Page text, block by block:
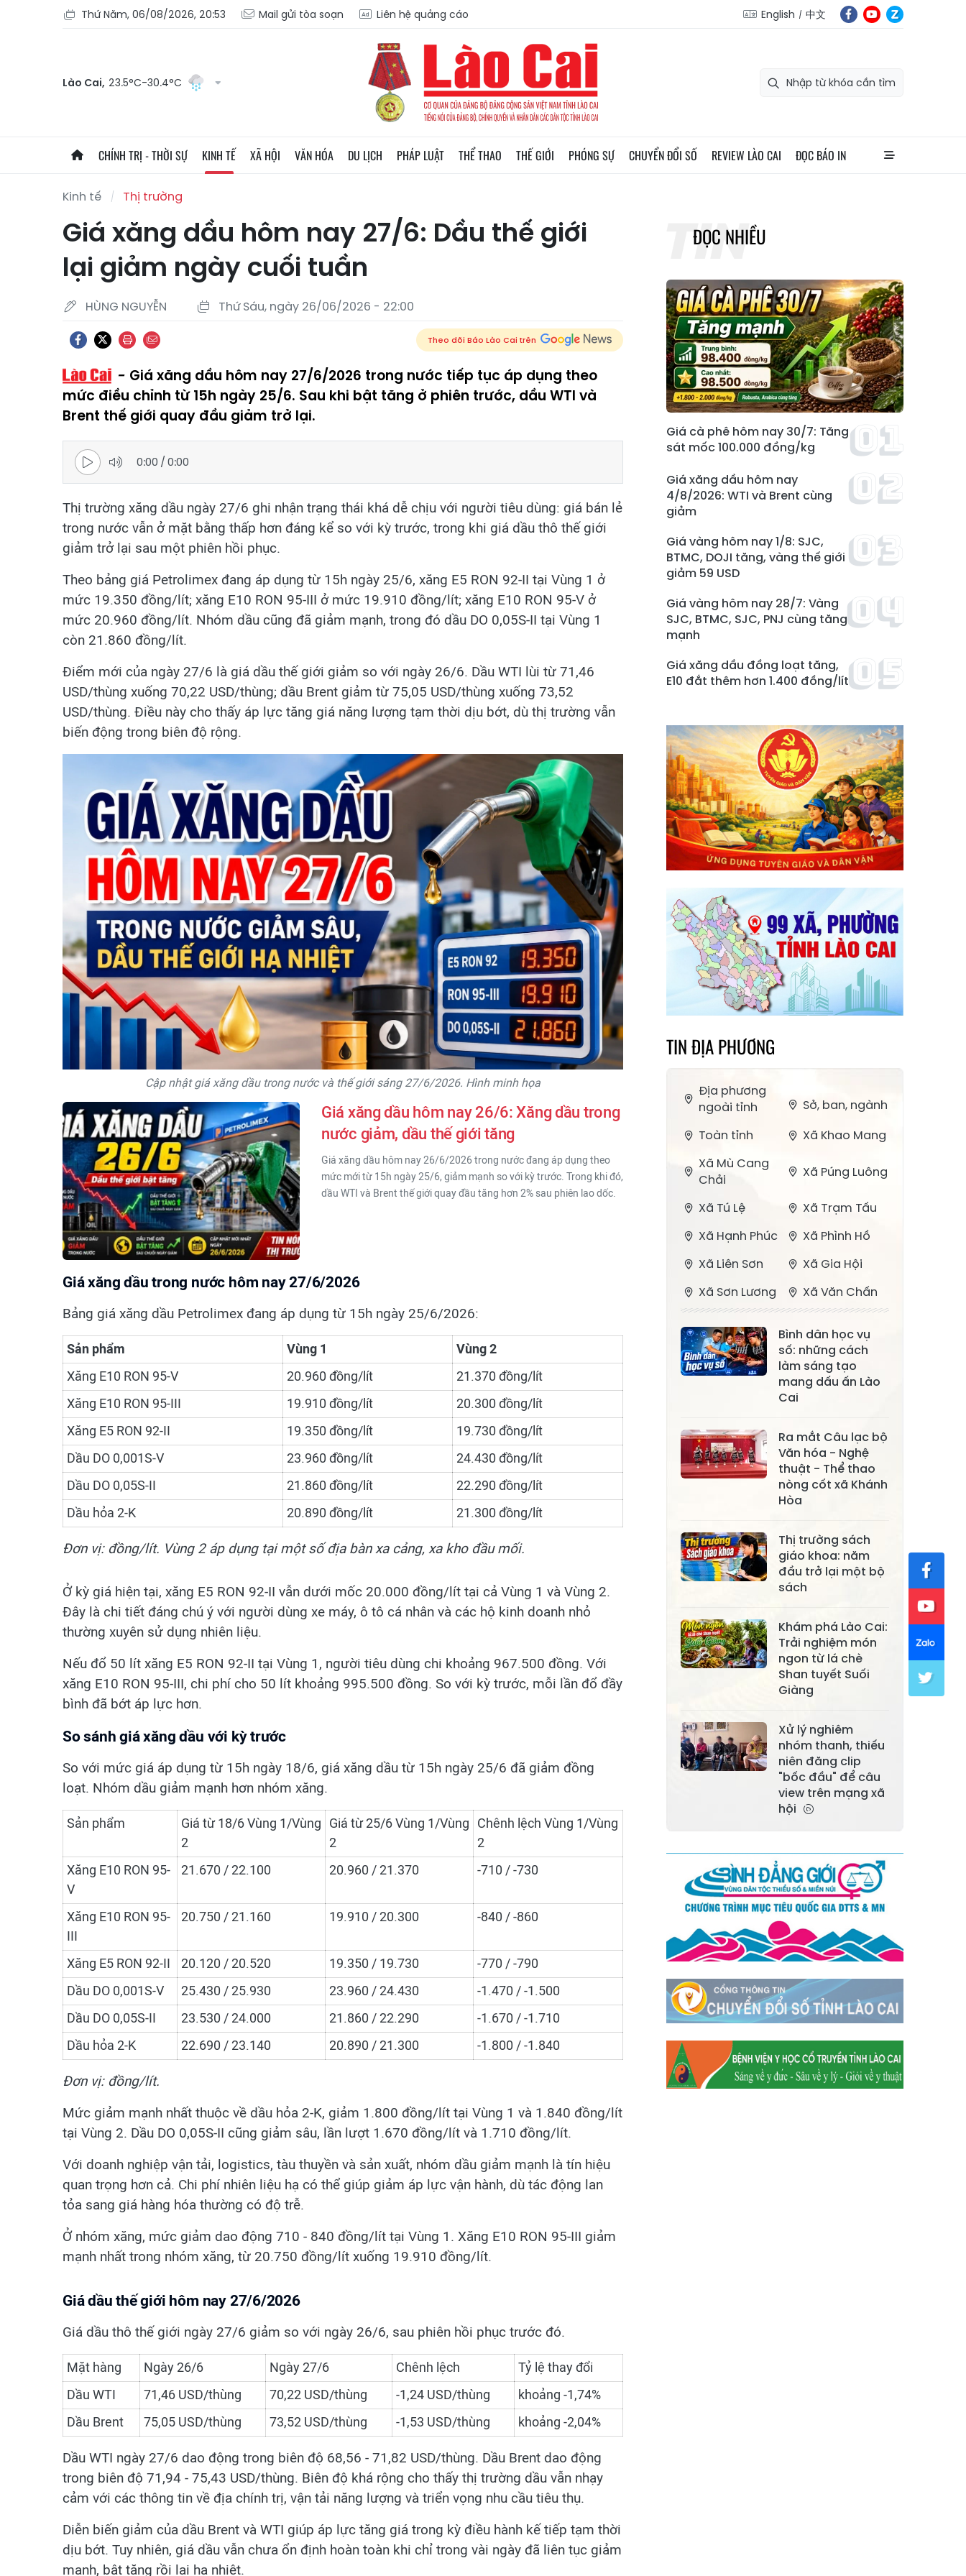
Thứ Năm, 06/08/2026, 20:53 Mail gửi tòa soạn Liên hệ quảng cáo English 中文
Lào Cai, 23.5°C-30.4°C
CHÍNH TRỊ - THỜI SỰ KINH TẾ XÃ HỘI VĂN HÓA DU LỊCH PHÁP LUẬT THỂ THAO THẾ GIỚI PHÓNG SỰ CHUYỂN ĐỔI SỐ REVIEW LÀO CAI ĐỌC BÁO IN
Kinh tế Thị trường
Giá xăng dầu hôm nay 27/6: Dầu thế giới
lại giảm ngày cuối tuần
HÙNG NGUYỄN Thứ Sáu, ngày 26/06/2026 - 22:00
Theo dõi Báo Lào Cai trên
Giá xăng dầu hôm nay 27/6/2026 trong nước tiếp tục áp dụng theo
mức điều chỉnh từ 15h ngày 25/6. Sau khi bật tăng ở phiên trước, dầu WTI và
Brent thế giới quay đầu giảm trở lại.
0:00 /0:00
Thị trường xăng dầu ngày 27/6 ghi nhận trạng thái khá dễ chịu với người tiêu dùng: giá bán lẻ
trong nước vẫn ở mặt bằng thấp hơn đáng kể so với kỳ trước, trong khi giá dầu thô thế giới
giảm trở lại sau một phiên hồi phục.
Theo bảng giá Petrolimex đang áp dụng từ 15h ngày 25/6, xăng E5 RON 92-II tại Vùng 1 ở
mức 19.350 đồng/lít; xăng E10 RON 95-III ở mức 19.910 đồng/lít; xăng E10 RON 95-V ở
mức 20.960 đồng/lít. Nhóm dầu cũng đã giảm mạnh, trong đó dầu DO 0,05S-II tại Vùng 1
còn 21.860 đồng/lít.
Điểm mới của ngày 27/6 là giá dầu thế giới giảm so với ngày 26/6. Dầu WTI lùi từ 71,46
USD/thùng xuống 70,22 USD/thùng; dầu Brent giảm từ 75,05 USD/thùng xuống 73,52
USD/thùng. Điều này cho thấy áp lực tăng giá năng lượng tạm thời dịu bớt, dù thị trường vẫn
biến động trong biên độ rộng.
Cập nhật giá xăng dầu trong nước và thế giới sáng 27/6/2026. Hình minh họa
Giá xăng dầu hôm nay 26/6: Xăng dầu trong
nước giảm, dầu thế giới tăng
Giá xăng dầu hôm nay 26/6/2026 trong nước đang áp dụng theo
mức mới từ 15h ngày 25/6, giảm mạnh so với kỳ trước. Trong khi đó,
dầu WTI và Brent thế giới quay đầu tăng hơn 2% sau phiên lao dốc.
Giá xăng dầu trong nước hôm nay 27/6/2026
Bảng giá xăng dầu Petrolimex đang áp dụng từ 15h ngày 25/6/2026:
Sản phẩm Vùng 1
Vùng 2
Xăng E10 RON 95-V
20.960 đồng/lít
21.370 đồng/lít
Xăng E10 RON 95-III
19.910 đồng/lít
20.300 đồng/lít
Xăng E5 RON 92-II
19.350 đồng/lít
19.730 đồng/lít
Dầu DO 0,001S-V
23.960 đồng/lít
24.430 đồng/lít
Dầu DO 0,05S-II
21.860 đồng/lít
22.290 đồng/lít
Dầu hỏa 2-K
20.890 đồng/lít 21.300 đồng/lít
Đơn vị: đồng/lít. Vùng 2 áp dụng tại một số địa bàn xa cảng, xa kho đầu mối.
Ở kỳ giá hiện tại, xăng E5 RON 92-II vẫn dưới mốc 20.000 đồng/lít tại cả Vùng 1 và Vùng 2.
Đây là chi tiết đáng chú ý với người dùng xe máy, ô tô cá nhân và các hộ kinh doanh nhỏ
thường xuyên sử dụng nhiên liệu.
Nếu đổ 50 lít xăng E5 RON 92-II tại Vùng 1, người tiêu dùng chi khoảng 967.500 đồng. Với
xăng E10 RON 95-III, chi phí cho 50 lít khoảng 995.500 đồng. So với kỳ trước, mỗi lần đổ đầy
bình đã bớt áp lực hơn.
So sánh giá xăng dầu với kỳ trước
So với mức giá áp dụng từ 15h ngày 18/6, giá xăng dầu từ 15h ngày 25/6 đã giảm đồng
loạt. Nhóm dầu giảm mạnh hơn nhóm xăng.
Sản phẩm
Giá từ 18/6 Vùng 1/Vùng
2
Giá từ 25/6 Vùng 1/Vùng
2
Chênh lệch Vùng 1/Vùng
2
Xăng E10 RON 95-
V
21.670 / 22.100 20.960 / 21.370 -710 / -730
Xăng E10 RON 95-
III
20.750 / 21.160 19.910 / 20.300 -840 / -860
Xăng E5 RON 92-II 20.120 / 20.520 19.350 / 19.730
-770 / -790
Dầu DO 0,001S-V
25.430 / 25.930 23.960 / 24.430
-1.470 / -1.500
Dầu DO 0,05S-II
23.530 / 24.000 21.860 / 22.290
-1.670 / -1.710
Dầu hỏa 2-K
22.690 / 23.140 20.890 / 21.300 -1.800 / -1.840
Đơn vị: đồng/lít.
Mức giảm mạnh nhất thuộc về dầu hỏa 2-K, giảm 1.800 đồng/lít tại Vùng 1 và 1.840 đồng/lít
tại Vùng 2. Dầu DO 0,05S-II cũng giảm sâu, lần lượt 1.670 đồng/lít và 1.710 đồng/lít.
Với doanh nghiệp vận tải, logistics, tàu thuyền và sản xuất, nhóm dầu giảm mạnh là tín hiệu
quan trọng hơn cả. Chi phí nhiên liệu hạ có thể giúp giảm áp lực vận hành, dù tác động lan
tỏa sang giá hàng hóa thường có độ trễ.
Ở nhóm xăng, mức giảm dao động 710 - 840 đồng/lít tại Vùng 1. Xăng E10 RON 95-III giảm
mạnh nhất trong nhóm xăng, từ 20.750 đồng/lít xuống 19.910 đồng/lít.
Giá dầu thế giới hôm nay 27/6/2026
Giá dầu thô thế giới ngày 27/6 giảm so với ngày 26/6, sau phiên hồi phục trước đó.
Mặt hàng Ngày 26/6 Ngày 27/6 Chênh lệch
Tỷ lệ thay đổi
Dầu WTI
71,46 USD/thùng 70,22 USD/thùng -1,24 USD/thùng
khoảng -1,74%
Dầu Brent
75,05 USD/thùng 73,52 USD/thùng -1,53 USD/thùng khoảng -2,04%
Dầu WTI ngày 27/6 dao động trong biên độ 68,56 - 71,82 USD/thùng. Dầu Brent dao động
trong biên độ 71,94 - 75,43 USD/thùng. Biên độ khá rộng cho thấy thị trường dầu vẫn nhạy
cảm với các thông tin về địa chính trị, vận tải năng lượng và triển vọng nhu cầu tiêu thụ.
Diễn biến giảm của dầu Brent và WTI giúp áp lực tăng giá trong kỳ điều hành kế tiếp tạm thời
dịu bớt. Tuy nhiên, giá dầu vẫn chưa ổn định hoàn toàn khi chỉ trong vài ngày đã liên tục giảm
mạnh, bật tăng rồi lại hạ nhiệt.
ĐỌC NHIỀU
Giá cà phê hôm nay 30/7: Tăng
sát mốc 100.000 đồng/kg
Giá xăng dầu hôm nay
4/8/2026: WTI và Brent cùng
giảm
Giá vàng hôm nay 1/8: SJC,
BTMC, DOJI tăng, vàng thế giới
giảm 59 USD
Giá vàng hôm nay 28/7: Vàng
SJC, BTMC, SJC, PNJ cùng tăng
mạnh
Giá xăng dầu đồng loạt tăng,
E10 đắt thêm hơn 1.400 đồng/lít
TIN ĐỊA PHƯƠNG
Địa phương
ngoài tỉnh
Sở, ban, ngành
Toàn tỉnh
Xã Khao Mang
Xã Mù Cang
Chải
Xã Púng Luông
Xã Tú Lệ
Xã Trạm Tấu
Xã Hạnh Phúc
Xã Phình Hồ
Xã Liên Sơn
Xã Gia Hội
Xã Sơn Lương
Xã Văn Chấn
Bằng La
Xã Chấn Thịnh
Xã Nghĩa Tâm
Xã Phong Dụ
Hạ
Xã Đông
Cuông
Xã Tân Hợp
Xã Mậu A Xã Xuân Ái
Xã Lục Yên
Xã Tân Lĩnh
Xã Khánh Hòa
Xã Phúc Lợi
Xã Yên Thành
Xã Thác Bà
Xã Yên Bình
Xã Bảo Ái
Xã Hưng
Xã Lương
Thịnh
Xã Việt Hồng
Xã Cốc San
Xã Hợp Thành
Xã Phong Hải
Quang
Xã Tằng Loỏng
Xã Gia Phú
Xã Mường
Hum
Xã Y Tý
Xã A Mú Sung
Xã Trịnh Tường
Xã Nậm Chày
Xã Bản Xèo
Xã Bát Xát
Xã Võ Lao
Xã Khánh Yên
Xã Văn Bàn
Xã Dương Quỳ
Bình dân học vụ
số: những cách
làm sáng tạo
mang dấu ấn Lào
Cai
Ra mắt Câu lạc bộ
Văn hóa - Nghệ
thuật - Thể thao
nòng cốt xã Khánh
Hòa
Thị trường sách
giáo khoa: năm
đầu trở lại một bộ
sách
Khám phá Lào Cai:
Trải nghiệm món
ngon từ lá chè
Shan tuyết Suối
Giàng
Xử lý nghiêm
nhóm thanh, thiếu
niên đăng clip
"bốc đầu" để câu
view trên mạng xã
hội